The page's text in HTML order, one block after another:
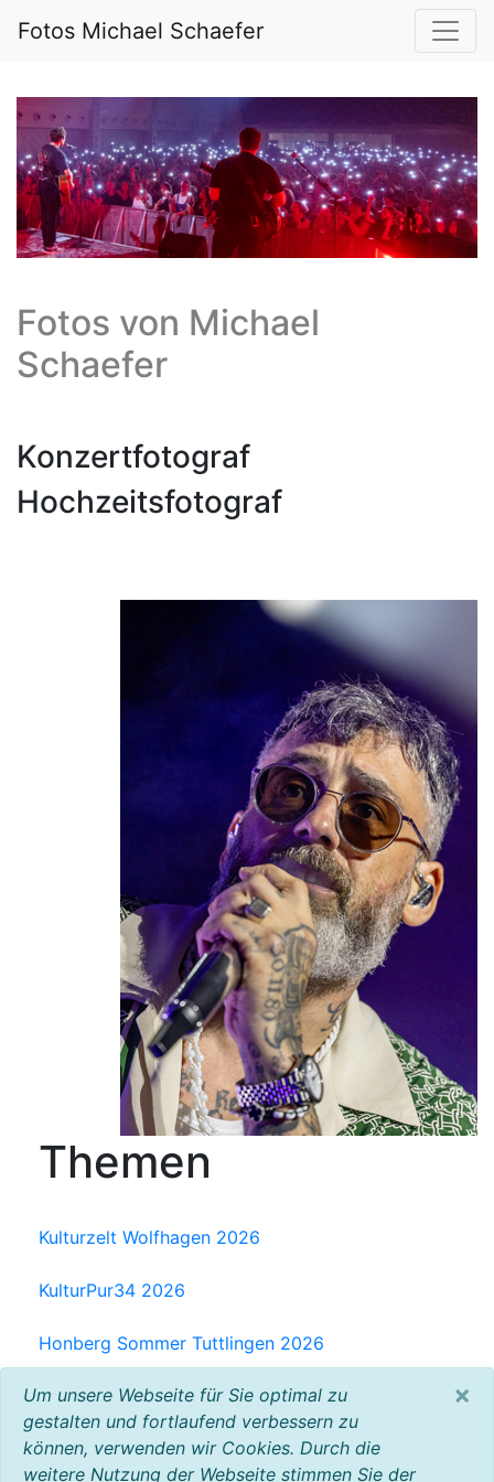
Fotos Michael Schaefer
Fotos von Michael
Schaefer
Konzertfotograf
Hochzeitsfotograf
Themen
Kulturzelt Wolfhagen 2026
KulturPur34 2026
Honberg Sommer Tuttlingen 2026
Milchwerk Musik Festival Radolfzell 2025
Baltic Open Air 2025
VW Bus Festival 2023
Um unsere Webseite für Sie optimal zu
gestalten und fortlaufend verbessern zu
können, verwenden wir Cookies. Durch die
weitere Nutzung der Webseite stimmen Sie der
×